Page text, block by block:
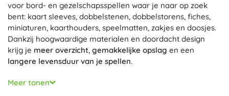
voor bord- en gezelschapsspellen waar je naar op zoek
bent: kaart sleeves, dobbelstenen, dobbelstorens, fiches,
miniaturen, kaarthouders, speelmatten, zakjes en doosjes.
Dankzij hoogwaardige materialen en doordacht design
krijg je meer overzicht, gemakkelijke opslag en een
langere levensduur van je spellen.
Kaart sleeves beschermen je kaarten tegen slijtage en vuil,
zijn er in diverse formaten en afwerkingen (mat of
Meer tonen